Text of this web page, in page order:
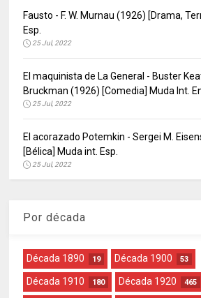
Fausto - F. W. Murnau (1926) [Drama,
Esp.
25 Jul, 2022
El maquinista de La General - Buster
Bruckman (1926) [Comedia] Muda Int.
25 Jul, 2022
El acorazado Potemkin - Sergei M.
[Bélica] Muda int. Esp.
25 Jul, 2022
Por década
Década 1890 19 Década 1900 53
Década 1910 180 Década 1920 465